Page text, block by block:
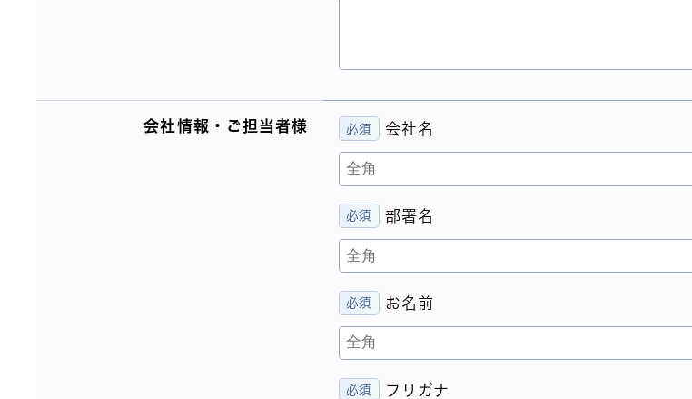
会社情報・ご担当者様 会社名
部署名
お名前
フリガナ